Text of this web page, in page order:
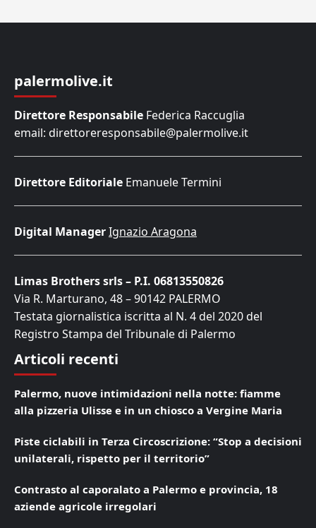
palermolive.it
Direttore Responsabile Federica Raccuglia
email: direttoreresponsabile@palermolive.it
Direttore Editoriale Emanuele Termini
Digital ManagerIgnazio Aragona
Limas Brothers srls – P.I. 06813550826
Via R. Marturano, 48 – 90142 PALERMO
Testata giornalistica iscritta al N. 4 del 2020 del
Registro Stampa del Tribunale di Palermo
Articoli recenti
Palermo, nuove intimidazioni nella notte: fiamme
alla pizzeria Ulisse e in un chiosco a Vergine Maria
Piste ciclabili in Terza Circoscrizione: “Stop a decisioni
unilaterali, rispetto per il territorio”
Contrasto al caporalato a Palermo e provincia, 18
aziende agricole irregolari